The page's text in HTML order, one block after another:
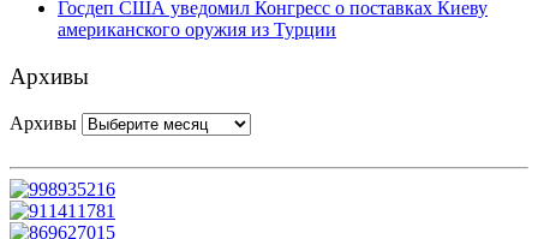
Госдеп США уведомил Конгресс о поставках Киеву
американского оружия из Турции
Архивы
Архивы